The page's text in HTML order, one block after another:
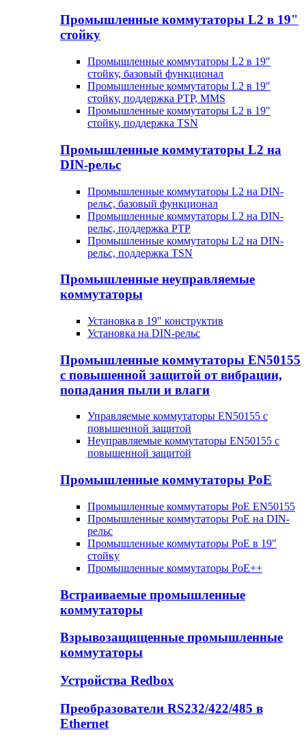
Промышленные коммутаторы L2 в 19"
стойку
Промышленные коммутаторы L2 в 19"
стойку, базовый функционал
Промышленные коммутаторы L2 в 19"
стойку, поддержка PTP, MMS
Промышленные коммутаторы L2 в 19"
стойку, поддержка TSN
Промышленные коммутаторы L2 на
DIN-рельс
Промышленные коммутаторы L2 на DIN-
рельс, базовый функционал
Промышленные коммутаторы L2 на DIN-
рельс, поддержка PTP
Промышленные коммутаторы L2 на DIN-
рельс, поддержка TSN
Промышленные неуправляемые
коммутаторы
Установка в 19" конструктив
Установка на DIN-рельс
Промышленные коммутаторы EN50155
с повышенной защитой от вибрации,
попадания пыли и влаги
Управляемые коммутаторы EN50155 с
повышенной защитой
Неуправляемые коммутаторы EN50155 с
повышенной защитой
Промышленные коммутаторы PoE
Промышленные коммутаторы PoE EN50155
Промышленные коммутаторы PoE на DIN-
рельс
Промышленные коммутаторы PoE в 19"
стойку
Промышленные коммутаторы PoE++
Встраиваемые промышленные
коммутаторы
Взрывозащищенные промышленные
коммутаторы
Устройства Redbox
Преобразователи RS232/422/485 в
Ethernet